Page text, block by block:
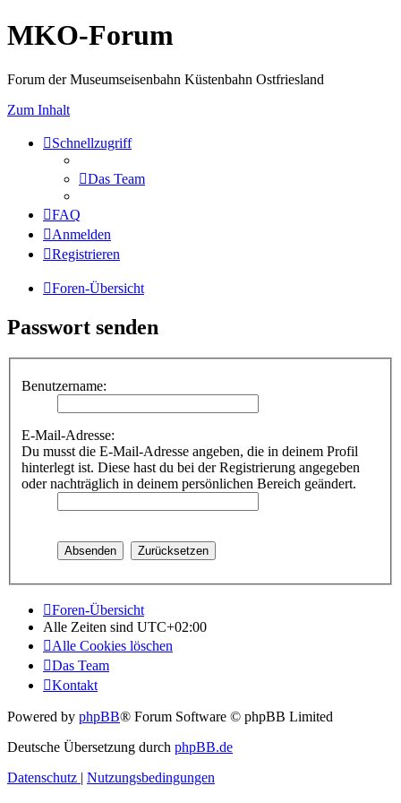
MKO-Forum
Forum der Museumseisenbahn Küstenbahn Ostfriesland
Zum Inhalt
Schnellzugriff
Das Team
FAQ
Anmelden
Registrieren
Foren-Übersicht
Passwort senden
Benutzername:
E-Mail-Adresse:
Du musst die E-Mail-Adresse angeben, die in deinem Profil
hinterlegt ist. Diese hast du bei der Registrierung angegeben
oder nachträglich in deinem persönlichen Bereich geändert.
Foren-Übersicht
Alle Zeiten sind UTC+02:00
Alle Cookies löschen
Das Team
Kontakt
Powered by phpBB® Forum Software © phpBB Limited
Deutsche Übersetzung durch phpBB.de
Datenschutz | Nutzungsbedingungen